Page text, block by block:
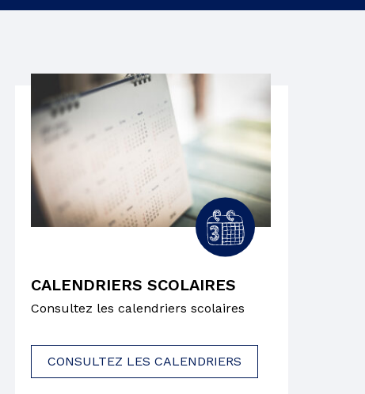
CALENDRIERS SCOLAIRES
Consultez les calendriers scolaires
CONSULTEZ LES CALENDRIERS